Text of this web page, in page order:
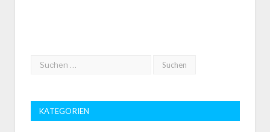
KATEGORIEN